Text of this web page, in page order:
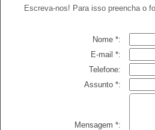
Escreva-nos! Para isso preencha o
Nome *:
E-mail *:
Telefone:
Assunto *:
Mensagem *: